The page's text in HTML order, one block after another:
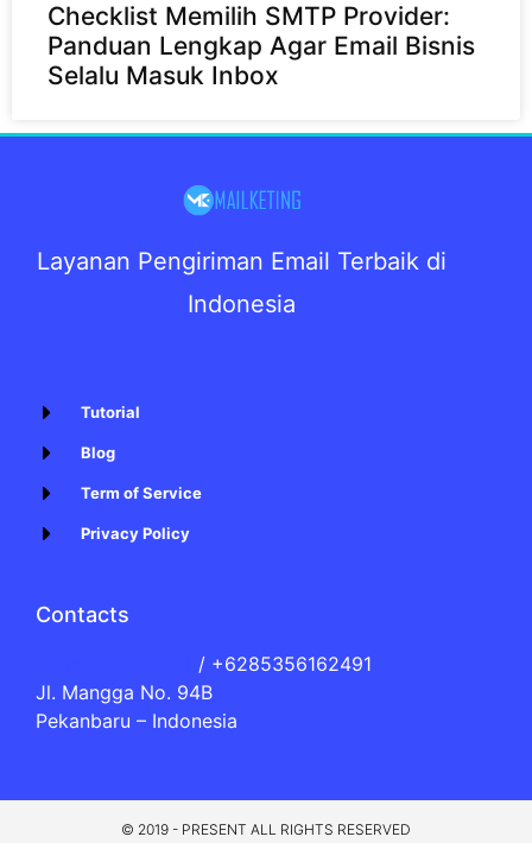
Checklist Memilih SMTP Provider:
Panduan Lengkap Agar Email Bisnis
Selalu Masuk Inbox
Layanan Pengiriman Email Terbaik di
Indonesia
Tutorial
Blog
Term of Service
Privacy Policy
Contacts
/ +6285356162491
Jl. Mangga No. 94B
Pekanbaru – Indonesia
© 2019 - PRESENT ALL RIGHTS RESERVED​